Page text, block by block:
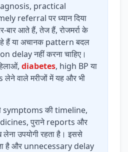
practical
referral पर ध्यान दिया
बार आते हैं, तेज हैं, रोजमर्रा के
हैं या अचानक pattern बदल
delay नहीं करना चाहिए।
diabetes, high BP या
वाले मरीजों में यह और भी
की timeline,
पुराने reports और
उपयोगी रहता है। इससे
है और unnecessary delay